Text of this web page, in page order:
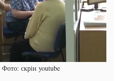
скрін youtube